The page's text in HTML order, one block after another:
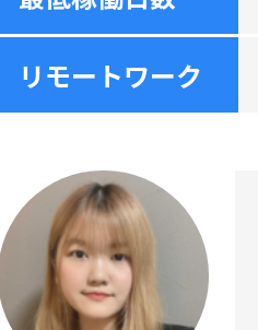
リモートワーク